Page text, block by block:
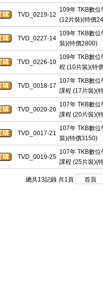
TVD_0219-12
109年 TKB數
(12片裝)(特價
TVD_0227-14
109年 TKB數
裝)(特價2800)
TVD_0226-10
109年 TKB數
程 (10片裝)(特
TVD_0018-17
107年 TKB數
課程 (17片裝)(
TVD_0020-20
107年 TKB數
課程 (20片裝)(
TVD_0017-21
107年 TKB數
裝)(特價3150)
TVD_0019-25
107年 TKB數
課程 (25片裝)(
總共13記錄 共1頁